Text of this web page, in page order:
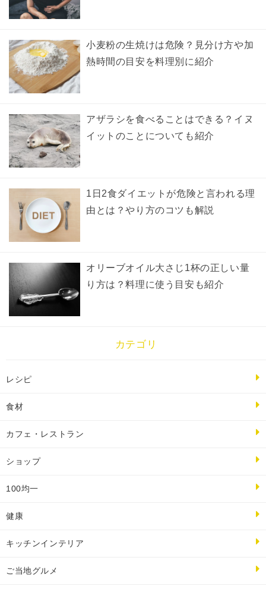
小麦粉の生焼けは危険？見分け方や加
熱時間の目安を料理別に紹介
アザラシを食べることはできる？イヌ
イットのことについても紹介
1日2食ダイエットが危険と言われる理
由とは？やり方のコツも解説
オリーブオイル大さじ1杯の正しい量
り方は？料理に使う目安も紹介
カテゴリ
レシピ
食材
カフェ・レストラン
ショップ
100均一
健康
キッチンインテリア
ご当地グルメ